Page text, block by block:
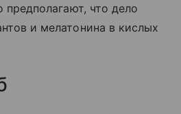
предполагают, что дело
и мелатонина в кислых